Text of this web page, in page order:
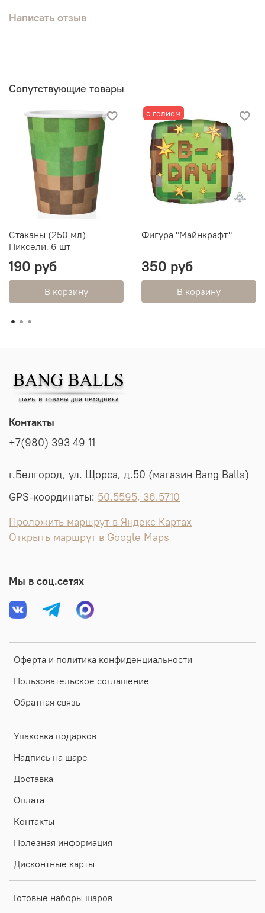
Написать отзыв
Сопутствующие товары
Стаканы (250 мл)
Пиксели, 6 шт
190 руб
В корзину
с гелием
Фигура "Майнкрафт"
350 руб
В корзину
Оферта и политика конфиденциальности
Пользовательское соглашение
Обратная связь
Упаковка подарков
Надпись на шаре
Доставка
Оплата
Контакты
Полезная информация
Дисконтные карты
Готовые наборы шаров
Контакты
+7(980) 393 49 11
г.Белгород, ул. Щорса, д.50 (магазин Bang Balls)
GPS-координаты: 50.5595, 36.5710
Проложить маршрут в Яндекс Картах
Открыть маршрут в Google Maps
Мы в соц.сетях